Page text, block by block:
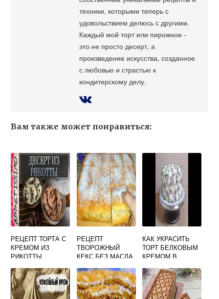
техники, которыми теперь с
удовольствием делюсь с другими.
Каждый мой торт или пирожное -
это не просто десерт, а
произведение искусства, созданное
с любовью и страстью к
кондитерскому делу.
Вам также может понравиться:
РЕЦЕПТ ТОРТА С
КРЕМОМ ИЗ
РИКОТТЫ
РЕЦЕПТ
ТВОРОЖНЫЙ
КЕКС БЕЗ МАСЛА
КАК УКРАСИТЬ
ТОРТ БЕЛКОВЫМ
КРЕМОМ В
УСЛОВИЯХ ДЛЯ
НАЧИНАЮЩИХ
БЕЗ ШПРИЦА